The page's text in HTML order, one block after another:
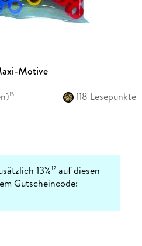
Motive
)15
118 Lesepunkte
13%12 auf diesen
Gutscheincode: